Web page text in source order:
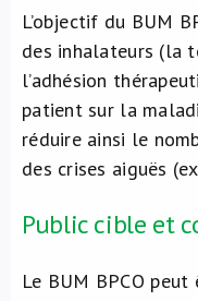
L’objectif du BUM
des inhalateurs (la
l’adhésion
patient sur la
réduire ainsi le
des crises aiguës
Public cible et
Le BUM BPCO